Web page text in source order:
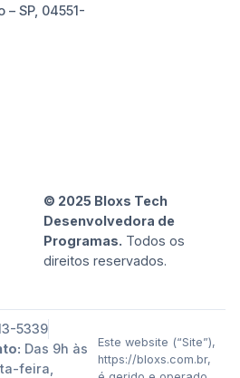
– SP, 04551-
© 2025 Bloxs Tech
Desenvolvedora de
Programas. Todos os
direitos reservados.
5339
Das 9h às
feira,
Este website (“Site”),
https://bloxs.com.br,